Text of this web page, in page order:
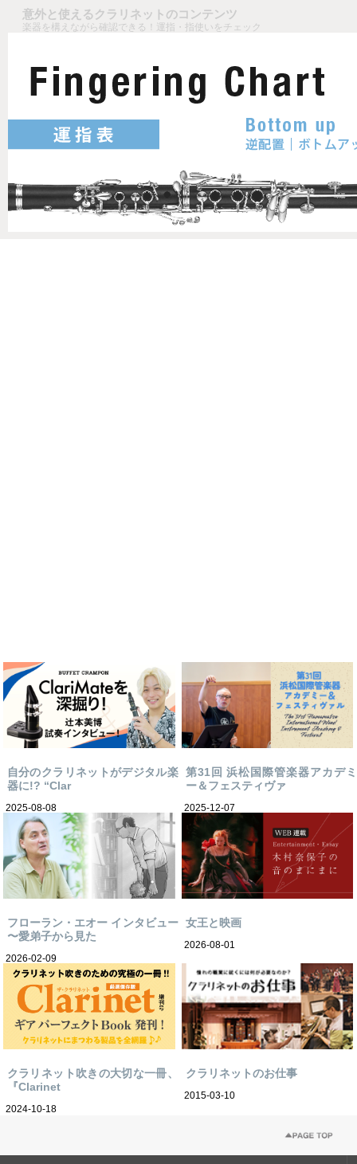
意外と使えるクラリネットのコンテンツ
楽器を構えながら確認できる！運指・指使いをチェック
自分のクラリネットがデジタル楽
器に!? “Clar
2025-08-08
第31回 浜松国際管楽器アカデミ
ー＆フェスティヴァ
2025-12-07
フローラン・エオー インタビュー
〜愛弟子から見た
2026-02-09
女王と映画
2026-08-01
クラリネット吹きの大切な一冊、
『Clarinet
2024-10-18
クラリネットのお仕事
2015-03-10